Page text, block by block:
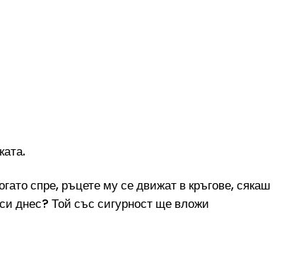
спре, ръцете му се движат в кръгове, сякаш
днес? Той със сигурност ще вложи